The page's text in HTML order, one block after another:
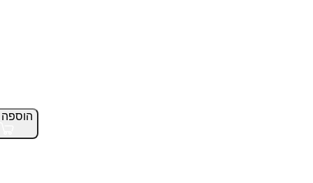
הוספה